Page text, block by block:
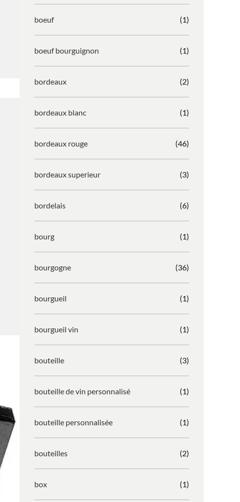
boeuf (1)
boeuf bourguignon (1)
bordeaux (2)
bordeaux blanc (1)
bordeaux rouge (46)
bordeaux superieur (3)
bordelais (6)
bourg (1)
bourgogne (36)
bourgueil (1)
bourgueil vin (1)
bouteille (3)
bouteille de vin personnalisé (1)
bouteille personnalisée (1)
bouteilles (2)
box (1)